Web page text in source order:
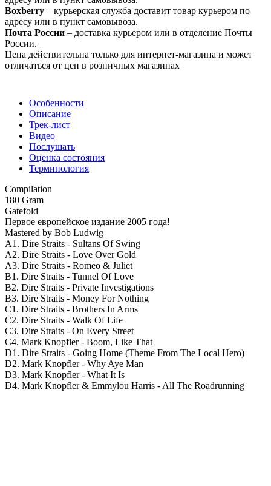
Boxberry – курьерская служба доставит товар курьером по
адресу или в пункт самовывоза.
Почта России – доставка курьером или в отделение Почты
России.
Цена действительна только для интернет-магазина и может
отличаться от цен в розничных магазинах
Особенности
Описание
Трек-лист
Видео
Послушать
Оценка состояния
Терминология
Compilation
180 Gram
Gatefold
Первое европейское издание 2005 года!
Mastered by Bob Ludwig
A1. Dire Straits - Sultans Of Swing
A2. Dire Straits - Love Over Gold
A3. Dire Straits - Romeo & Juliet
B1. Dire Straits - Tunnel Of Love
B2. Dire Straits - Private Investigations
B3. Dire Straits - Money For Nothing
C1. Dire Straits - Brothers In Arms
C2. Dire Straits - Walk Of Life
C3. Dire Straits - On Every Street
C4. Mark Knopfler - Boom, Like That
D1. Dire Straits - Going Home (Theme From The Local Hero)
D2. Mark Knopfler - Why Aye Man
D3. Mark Knopfler - What It Is
D4. Mark Knopfler & Emmylou Harris - All The Roadrunning